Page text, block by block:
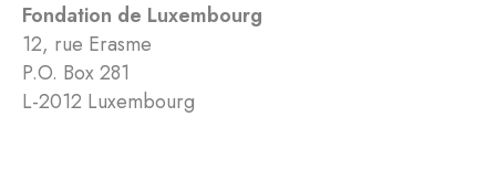
Fondation de Luxembourg
12, rue Erasme
P.O. Box 281
L-2012 Luxembourg